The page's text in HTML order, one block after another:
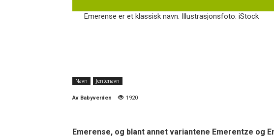
Emerense er et klassisk navn. Illustrasjonsfoto: iStock
Navn Jentenavn
Av Babyverden 1920
Emerense, og blant annet variantene Emerentze og